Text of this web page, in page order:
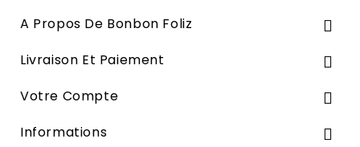
A Propos De Bonbon Foliz 
Livraison Et Paiement 
Votre Compte 
Informations 